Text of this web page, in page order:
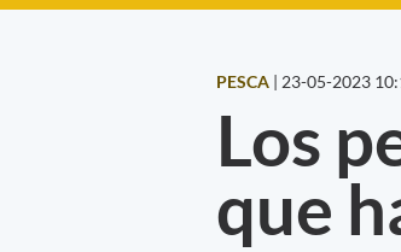
PESCA | 23-05-2023
Los
que